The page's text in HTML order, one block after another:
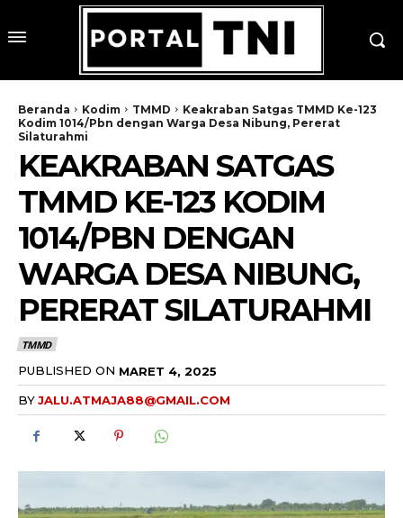
Beranda Kodim TMMD
Keakraban Satgas TMMD Ke-123
Kodim 1014/Pbn dengan Warga Desa Nibung, Pererat
Silaturahmi
KEAKRABAN SATGAS
TMMD KE-123 KODIM
1014/PBN DENGAN
WARGA DESA NIBUNG,
PERERAT SILATURAHMI
TMMD
PUBLISHED ON MARET 4, 2025
BYJALU.ATMAJA88@GMAIL.COM